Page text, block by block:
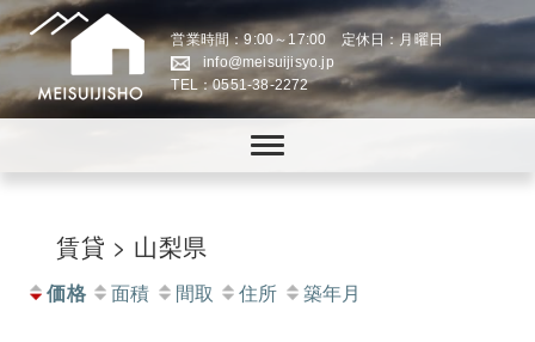
株式会社名水地所│八ヶ岳
の「田舎暮らし」・「スロ
ーライフの実現」をお手伝
い
八ヶ岳の「田舎暮らし」・「スローライフの実現」をお手伝いします。
営業時間：9:00～17:00 定休日：月曜日
info@meisuijisyo.jp
TEL：0551-38-2272
賃貸 > 山梨県
価格 面積 間取 住所 築年月